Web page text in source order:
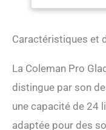
Caractéristiques et
La Coleman Pro
distingue par son
une capacité de 24
adaptée pour des